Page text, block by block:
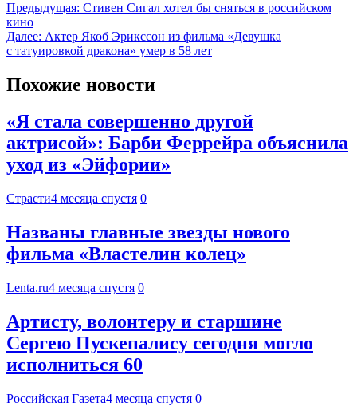
Предыдущая: Стивен Сигал хотел бы сняться в российском
кино
Далее: Актер Якоб Эрикссон из фильма «Девушка
с татуировкой дракона» умер в 58 лет
Похожие новости
«Я стала совершенно другой
актрисой»: Барби Феррейра объяснила
уход из «Эйфории»
Страсти4 месяца спустя 0
Названы главные звезды нового
фильма «Властелин колец»
Lenta.ru4 месяца спустя 0
Артисту, волонтеру и старшине
Сергею Пускепалису сегодня могло
исполниться 60
Российская Газета4 месяца спустя 0